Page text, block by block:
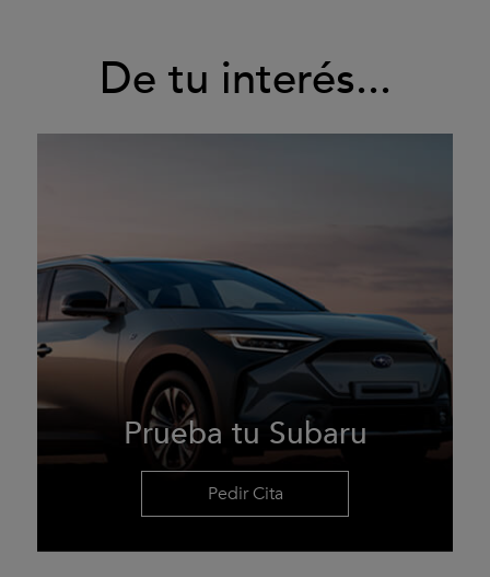
De tu interés...
Prueba tu Subaru
Pedir Cita